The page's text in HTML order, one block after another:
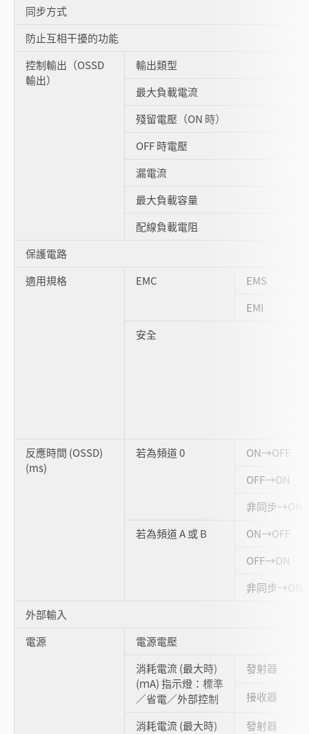
同步方式
防止互相干擾的功能
控制輸出（OSSD
輸出）
輸出類型
最大負載電流
殘留電壓（ON 時）
OFF 時電壓
漏電流
最大負載容量
配線負載電阻
保護電路
適用規格
EMC
EMS
EMI
安全
反應時間 (OSSD)
(ms)
若為頻道 0
ON→OFF
OFF→ON
非同步→ON
若為頻道 A 或 B
ON→OFF
OFF→ON
非同步→ON
外部輸入
電源
電源電壓
消耗電流 (最大時)
(ｍA) 指示燈：標準
／省電／外部控制
發射器
接收器
消耗電流 (最大時)
發射器